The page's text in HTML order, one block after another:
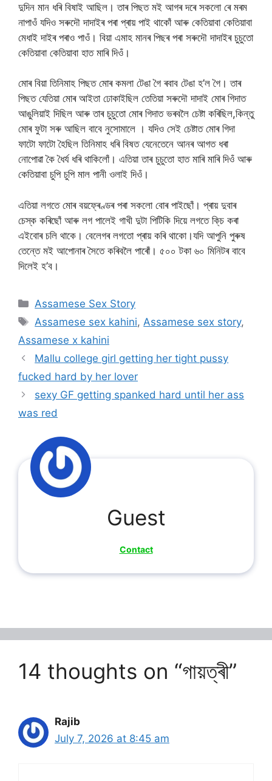
দুদিন মান ধৰি বিষাই আছিল। তাৰ পিছত মই আগৰ দৰে সকলো ৰে মৰম
নাপাওঁ যদিও সৰুদৌ দাদাইৰ পৰা প্ৰায় পাই থাকোঁ আৰু কেতিয়াবা কেতিয়াবা
মেধাই দাইৰ পৰাও পাওঁ। বিয়া এমাহ মানৰ পিছৰ পৰা সৰুদৌ দাদাইৰ চুচুতো
কেতিয়াবা কেতিয়াবা হাত মাৰি দিওঁ।
মোৰ বিয়া তিনিমাহ পিছত মোৰ কমলা টেঙা গৈ ৰবাব টেঙা হ’ল গৈ। তাৰ
পিছত যেতিয়া মোৰ আইতা ঢোকাইছিল তেতিয়া সৰুদৌ দাদাই মোৰ গিদাত
আঙুলিয়াই দিছিল আৰু তাৰ চুচুতো মোৰ গিদাত ভৰবলৈ চেষ্টা কৰিছিল,কিন্তু
মোৰ ফুটা সৰু আছিল বাবে নুসোমালে । যদিও সেই চেষ্টাত মোৰ গিদা
ফাটো ফাটো হৈছিল তিনিমাহ ধৰি বিষত যেনেতেনে আনৰ আগত ধৰা
নোপোৱা কৈ ধৈৰ্য ধৰি থাকিলোঁ। এতিয়া তাৰ চুচুতো হাত মাৰি মাৰি দিওঁ আৰু
কেতিয়াবা চুপি চুপি মাল পানী ওলাই দিওঁ।
এতিয়া লগতে মোৰ বয়ফ্ৰেণ্ডৰ পৰা সকলো বোৰ পাইছোঁ। প্ৰায় দুবাৰ
চেস্ক কৰিছোঁ আৰু লগ পালেই গাখী দুটা পিটিকি দিয়ে লগতে কি্চ কৰা
এইবোৰ চলি থাকে। বেলেগৰ লগতো প্ৰায় কৰি থাকো।যদি আপুনি পুৰুষ
তেন্তে মই আপোনাৰ সৈতে কৰিবলৈ পাৰোঁ। ৫০০ টকা ৬০ মিনিটৰ বাবে
দিলেই হ’ব।
Categories
Assamese Sex Story
Tags
Assamese sex kahini, Assamese sex story,
Assamese x kahini
Mallu college girl getting her tight pussy
fucked hard by her lover
sexy GF getting spanked hard until her ass
was red
Guest
Contact
14 thoughts on “গায়ত্ৰী”
Rajib
July 7, 2026 at 8:45 am